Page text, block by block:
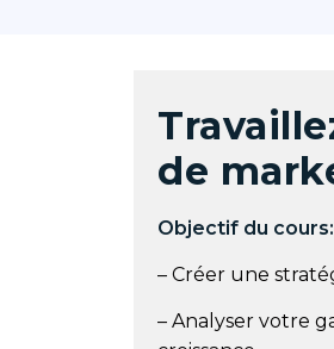
de
Objectif du cours:
– Créer une
– Analyser votre